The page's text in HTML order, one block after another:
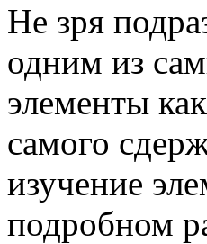
Не зря
одним из
элементы
самого
изучение
подробном